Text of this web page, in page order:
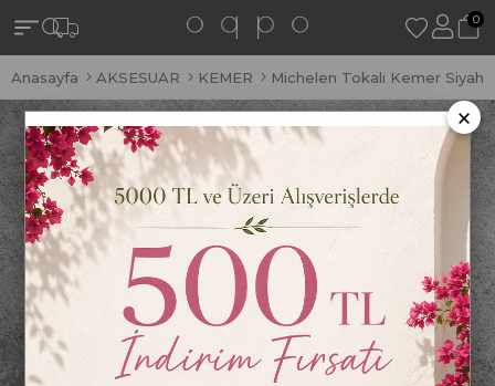
0
Anasayfa AKSESUAR KEMER Michelen Tokalı Kemer Siyah
×